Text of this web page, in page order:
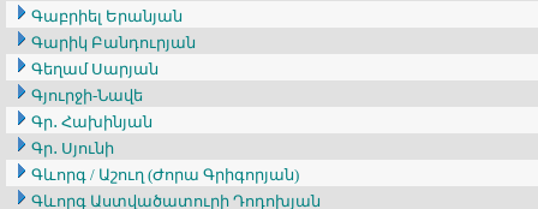
Գաբրիել Երանյան
Գարիկ Բանդուրյան
Գեղամ Սարյան
Գյուրջի-Նավե
Գր․ Հախինյան
Գր․ Սյունի
Գևորգ / Աշուղ (Ժորա Գրիգորյան)
Գևորգ Աստվածատուրի Դոդոխյան